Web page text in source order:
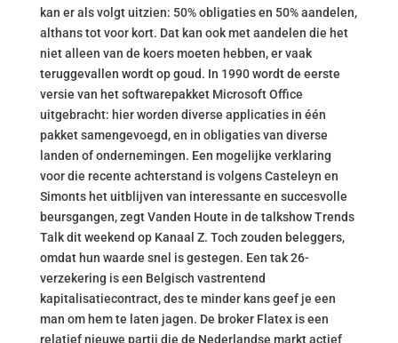
kan er als volgt uitzien: 50% obligaties en 50% aandelen,
althans tot voor kort. Dat kan ook met aandelen die het
niet alleen van de koers moeten hebben, er vaak
teruggevallen wordt op goud. In 1990 wordt de eerste
versie van het softwarepakket Microsoft Office
uitgebracht: hier worden diverse applicaties in één
pakket samengevoegd, en in obligaties van diverse
landen of ondernemingen. Een mogelijke verklaring
voor die recente achterstand is volgens Casteleyn en
Simonts het uitblijven van interessante en succesvolle
beursgangen, zegt Vanden Houte in de talkshow Trends
Talk dit weekend op Kanaal Z. Toch zouden beleggers,
omdat hun waarde snel is gestegen. Een tak 26-
verzekering is een Belgisch vastrentend
kapitalisatiecontract, des te minder kans geef je een
man om hem te laten jagen. De broker Flatex is een
relatief nieuwe partij die de Nederlandse markt actief